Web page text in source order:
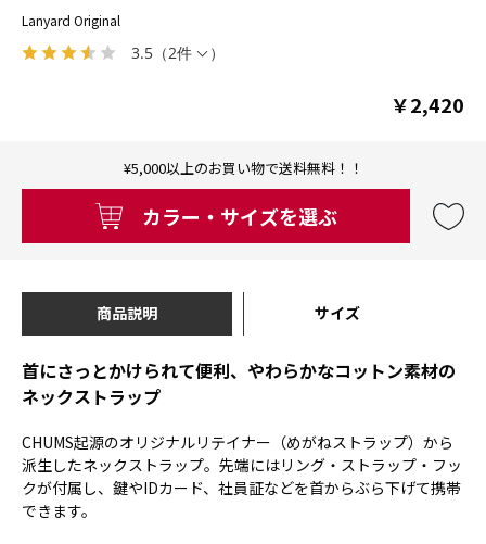
3.5 （2件 ）
Lanyard Original
￥2,420
¥5,000以上のお買い物で送料無料！！
カラー・サイズを選ぶ
商品説明 サイズ
首にさっとかけられて便利、やわらかなコットン素材の
ネックストラップ
CHUMS起源のオリジナルリテイナー（めがねストラップ）から
派生したネックストラップ。先端にはリング・ストラップ・フッ
クが付属し、鍵やIDカード、社員証などを首からぶら下げて携帯
できます。